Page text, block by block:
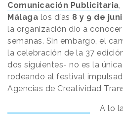
Comunicación Publicitaria
Málaga los días 8 y 9 de
la organización dio a
semanas. Sin embargo, el
la celebración de la 37
dos siguientes- no es la
rodeando al festival
Agencias de Creatividad
A lo